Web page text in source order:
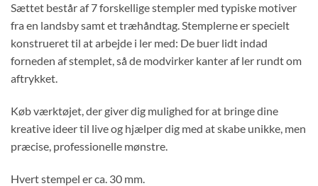
Sættet består af 7 forskellige stempler med typiske motiver
fra en landsby samt et træhåndtag. Stemplerne er specielt
konstrueret til at arbejde i ler med: De buer lidt indad
forneden af stemplet, så de modvirker kanter af ler rundt om
aftrykket.
Køb værktøjet, der giver dig mulighed for at bringe dine
kreative ideer til live og hjælper dig med at skabe unikke, men
præcise, professionelle mønstre.
Hvert stempel er ca. 30 mm.